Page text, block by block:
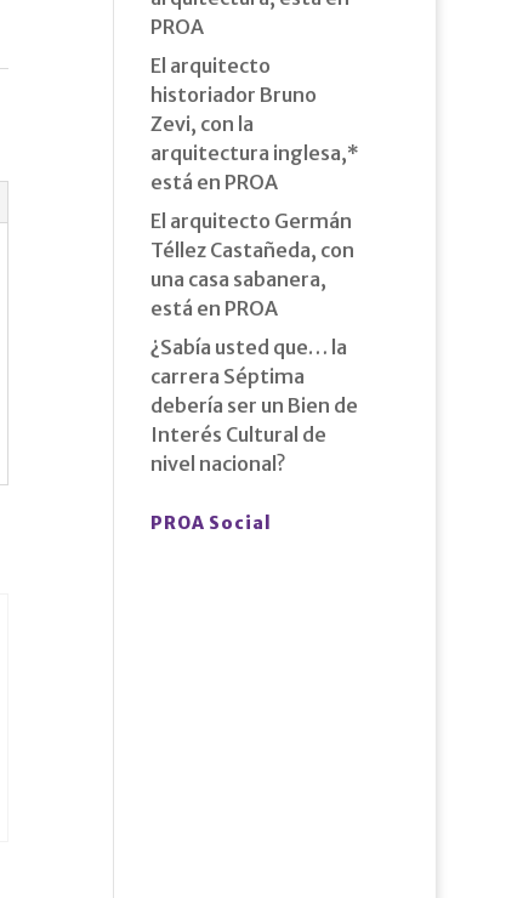
PROA
El arquitecto
historiador Bruno
Zevi, con la
arquitectura inglesa,*
está en PROA
El arquitecto Germán
Téllez Castañeda, con
una casa sabanera,
está en PROA
¿Sabía usted que… la
carrera Séptima
debería ser un Bien de
Interés Cultural de
nivel nacional?
PROA Social